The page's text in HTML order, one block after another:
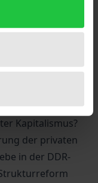
–
der
an die
Kapitalismus?
der privaten
in der DDR-